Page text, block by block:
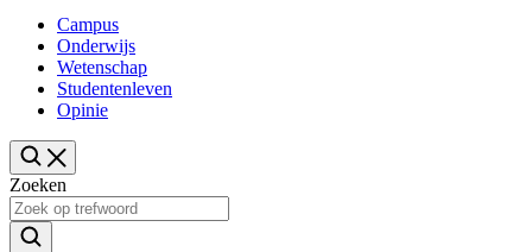
Campus
Onderwijs
Wetenschap
Studentenleven
Opinie
Zoeken